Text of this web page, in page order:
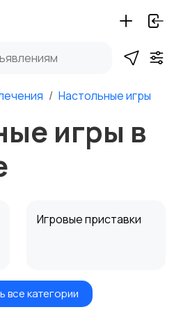
Настольные игры
игры в
Игровые приставки
Книги и журналы
все категории